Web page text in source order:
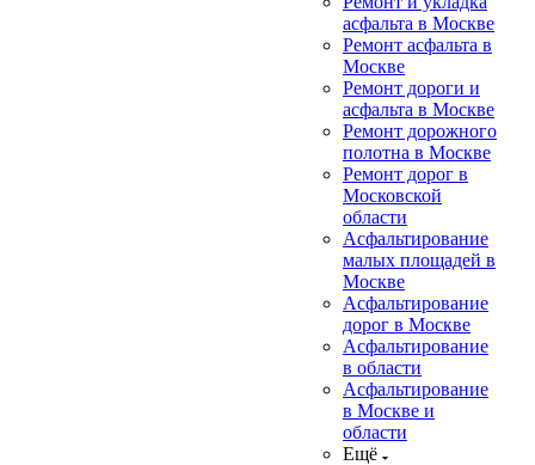
асфальта в Москве
Ремонт асфальта в
Москве
Ремонт дороги и
асфальта в Москве
Ремонт дорожного
полотна в Москве
Ремонт дорог в
Московской
области
Асфальтирование
малых площадей в
Москве
Асфальтирование
дорог в Москве
Асфальтирование
в области
Асфальтирование
в Москве и
области
Ещё